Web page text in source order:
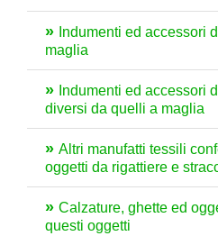
Indumenti ed accessori
maglia
Indumenti ed accessori
diversi da quelli a maglia
Altri manufatti tessili
oggetti da rigattiere e
Calzature, ghette ed
questi oggetti